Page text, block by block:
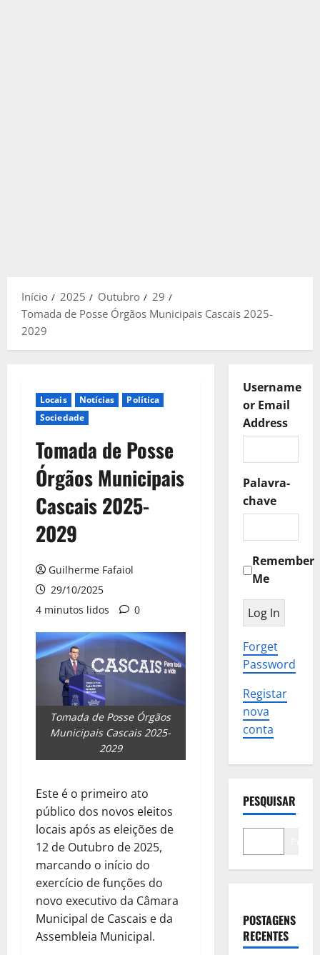
Início 2025 Outubro
29
Tomada de Posse Órgãos Municipais Cascais 2025-
2029
Locais Notícias
Política
Sociedade
Tomada de Posse
Órgãos Municipais
Cascais 2025-
2029
Guilherme Fafaiol
29/10/2025
4 minutos lidos
0
Tomada de Posse Órgãos
Municipais Cascais 2025-
2029
Este é o primeiro ato
público dos novos eleitos
locais após as eleições de
12 de Outubro de 2025,
marcando o início do
exercício de funções do
novo executivo da Câmara
Municipal de Cascais e da
Assembleia Municipal.
Username
or Email
Address
Palavra-
chave
Remember
Me
Forget
Password
Registar
nova
conta
PESQUISAR
POSTAGENS
RECENTES